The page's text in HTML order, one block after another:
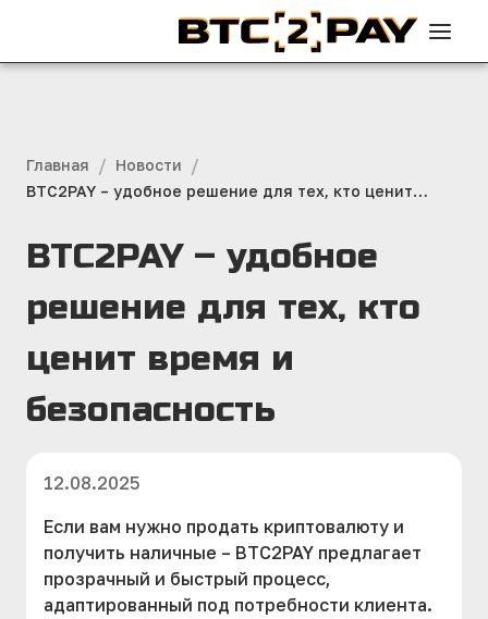
Главная / Новости /
BTC2PAY – удобное решение для тех, кто ценит
BTC2PAY – удобное
решение для тех, кто
ценит время и
безопасность
12.08.2025
Если вам нужно продать криптовалюту и
получить наличные – BTC2PAY предлагает
прозрачный и быстрый процесс,
адаптированный под потребности клиента.